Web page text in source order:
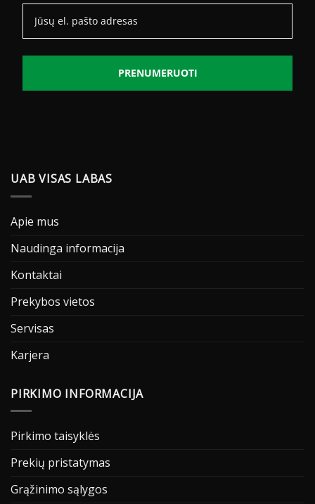
PRENUMERUOTI
UAB VISAS LABAS
Apie mus
Naudinga informacija
Kontaktai
Prekybos vietos
Servisas
Karjera
PIRKIMO INFORMACIJA
Pirkimo taisyklės
Prekių pristatymas
Grąžinimo sąlygos